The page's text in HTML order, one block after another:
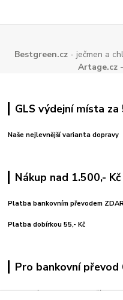
Bestgreen.cz - ječmen a
Artage.cz
GLS výdejní místa za
Naše nejlevnější varianta dopravy
Nákup nad 1.500,-
Platba bankovním převodem
Platba dobírkou 55,- Kč
Pro bankovní
variabilní symbol uvedeno číslo